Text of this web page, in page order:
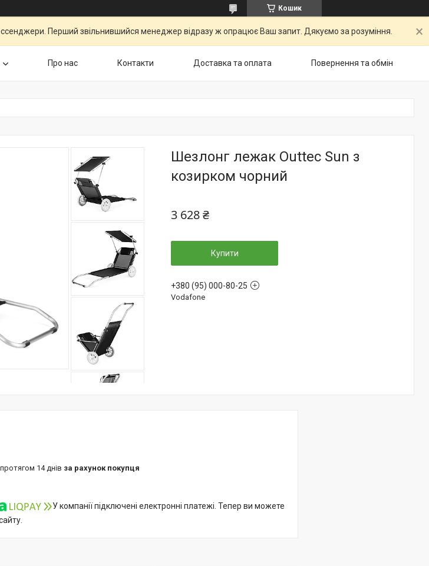
Кошик
Перший звільнившийся менеджер відразу ж опрацює Ваш запит. Дякуємо за розуміння.
Про нас Контакти Доставка та оплата Повернення та обмін
Шезлонг лежак Outtec Sun з
козирком чорний
3 628 ₴
Купити
+380 (95) 000-80-25
Vodafone
14 днів за рахунок покупця
У компанії підключені електронні платежі. Тепер ви можете